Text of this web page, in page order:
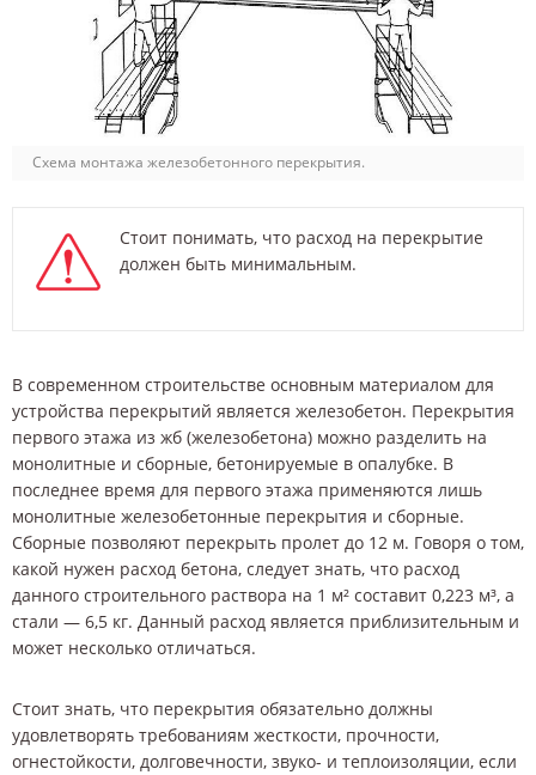
Схема монтажа железобетонного перекрытия.
Стоит понимать, что расход на перекрытие
должен быть минимальным.
В современном строительстве основным материалом для
устройства перекрытий является железобетон. Перекрытия
первого этажа из жб (железобетона) можно разделить на
монолитные и сборные, бетонируемые в опалубке. В
последнее время для первого этажа применяются лишь
монолитные железобетонные перекрытия и сборные.
Сборные позволяют перекрыть пролет до 12 м. Говоря о том,
какой нужен расход бетона, следует знать, что расход
данного строительного раствора на 1 м² составит 0,223 м³, а
стали — 6,5 кг. Данный расход является приблизительным и
может несколько отличаться.
Стоит знать, что перекрытия обязательно должны
удовлетворять требованиям жесткости, прочности,
огнестойкости, долговечности, звуко- и теплоизоляции, если